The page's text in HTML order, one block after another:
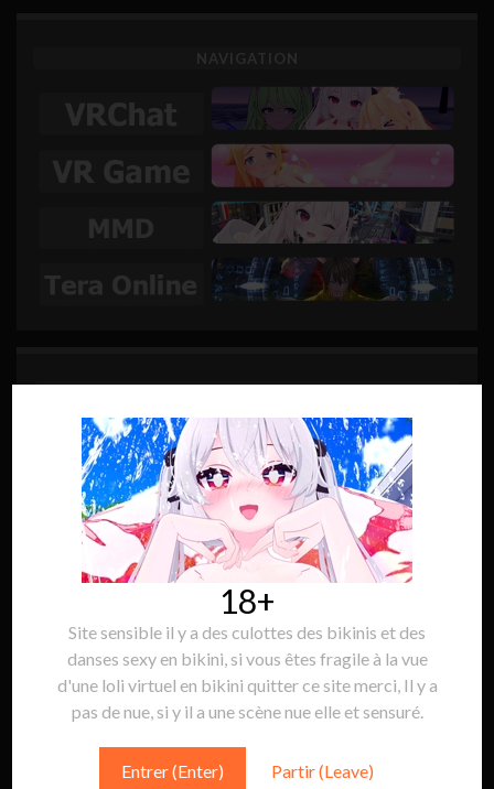
18+
Site sensible il y a des culottes des bikinis et des
danses sexy en bikini, si vous êtes fragile à la vue
d'une loli virtuel en bikini quitter ce site merci, Il y a
pas de nue, si y il a une scène nue elle et sensuré.
Entrer (Enter) Partir (Leave)
NAVIGATION
Suivre Sakura Game: Suivre